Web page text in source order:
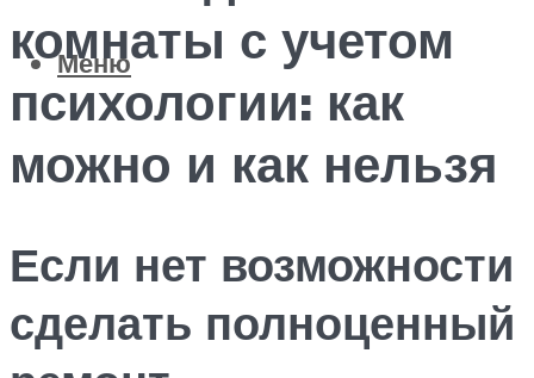
Меню
комнаты с учетом
психологии: как
можно и как нельзя
Если нет возможности
сделать полноценный